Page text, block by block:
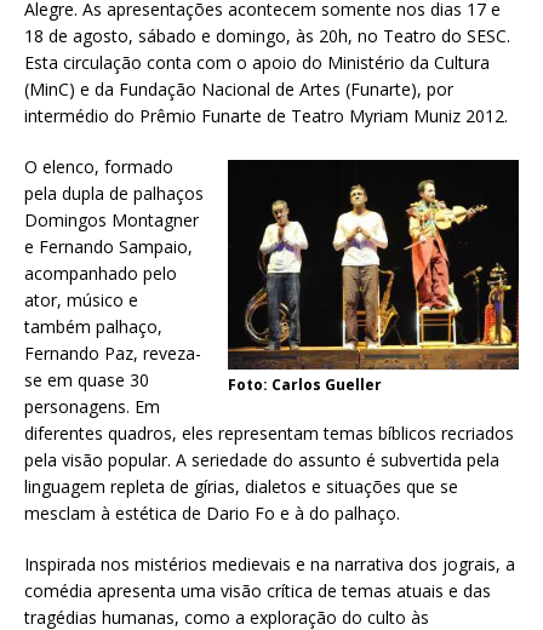
Alegre. As apresentações acontecem somente nos dias 17 e
18 de agosto, sábado e domingo, às 20h, no Teatro do SESC.
Esta circulação conta com o apoio do Ministério da Cultura
(MinC) e da Fundação Nacional de Artes (Funarte), por
intermédio do Prêmio Funarte de Teatro Myriam Muniz 2012.
Foto: Carlos Gueller
O elenco, formado
pela dupla de palhaços
Domingos Montagner
e Fernando Sampaio,
acompanhado pelo
ator, músico e
também palhaço,
Fernando Paz, reveza-
se em quase 30
personagens. Em
diferentes quadros, eles representam temas bíblicos recriados
pela visão popular. A seriedade do assunto é subvertida pela
linguagem repleta de gírias, dialetos e situações que se
mesclam à estética de Dario Fo e à do palhaço.
Inspirada nos mistérios medievais e na narrativa dos jograis, a
comédia apresenta uma visão crítica de temas atuais e das
tragédias humanas, como a exploração do culto às